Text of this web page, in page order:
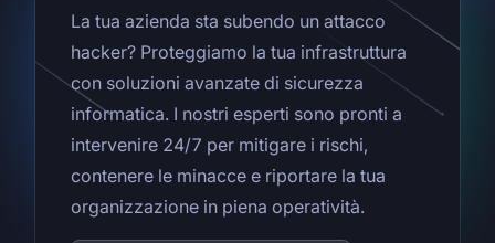
La tua azienda sta subendo un attacco
hacker? Proteggiamo la tua infrastruttura
con soluzioni avanzate di sicurezza
informatica. I nostri esperti sono pronti a
intervenire 24/7 per mitigare i rischi,
contenere le minacce e riportare la tua
organizzazione in piena operatività.